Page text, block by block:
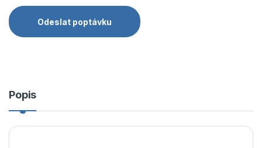
Odeslat poptávku
Popis